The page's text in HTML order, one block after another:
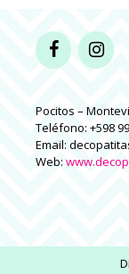
Pocitos –
Teléfono: +598
Email:
Web: